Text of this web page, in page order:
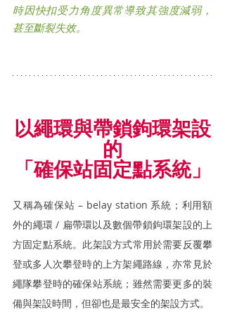
時因快扣受力角度異常導致其強度減弱，
甚至斷裂失效。
以繩環與帶鎖鉤環架設
的
「確保站固定點系統」
又稱為確保站 – belay station 系統；利用額
外的繩環 / 扁帶環以及數個帶鎖鉤環架設的上
方固定點系統。此架設方式常用於需要反覆攀
登或多人次攀登時的上方架繩路線，亦常見於
繩隊攀登時的確保站系統；雖然需要更多的裝
備與架設時間，但卻也是最安全的架設方式。